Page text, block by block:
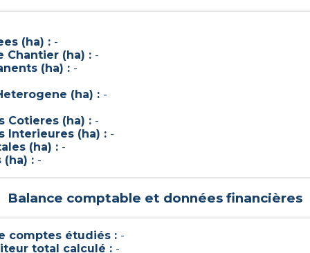
(ha) : -
Chantier (ha) : -
(ha) : -
(ha) : -
Cotieres (ha) : -
Interieures (ha) : -
(ha) : -
(ha) : -
Balance comptable et données financières
comptes étudiés : -
total calculé : -